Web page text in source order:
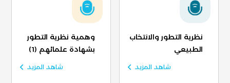
نظرية التطور والانتخاب
الطبيعي
شاهد المزيد
وهمية نظرية التطور
بشهادة علمائهم (1)
شاهد المزيد